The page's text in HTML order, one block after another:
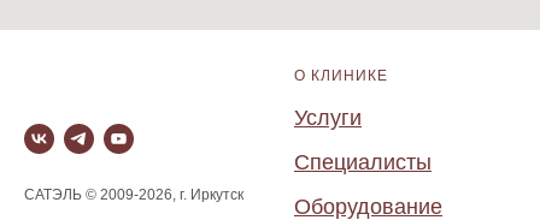
САТЭЛЬ © 2009-2026, г. Иркутск
О КЛИНИКЕ
Услуги
Специалисты
Оборудование